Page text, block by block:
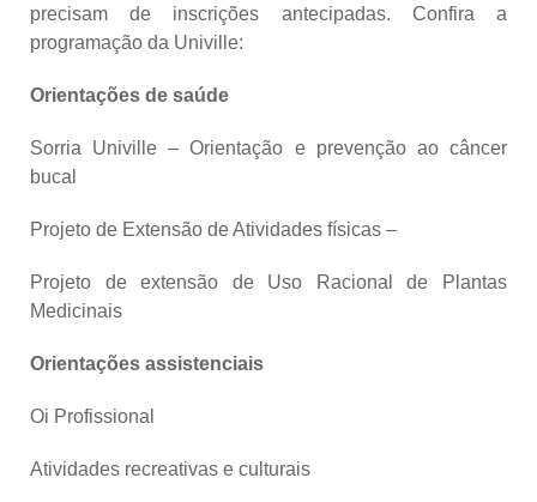
precisam de inscrições antecipadas. Confira a
programação da Univille:
Orientações de saúde
Sorria Univille – Orientação e prevenção ao câncer
bucal
Projeto de Extensão de Atividades físicas –
Projeto de extensão de Uso Racional de Plantas
Medicinais
Orientações assistenciais
Oi Profissional
Atividades recreativas e culturais